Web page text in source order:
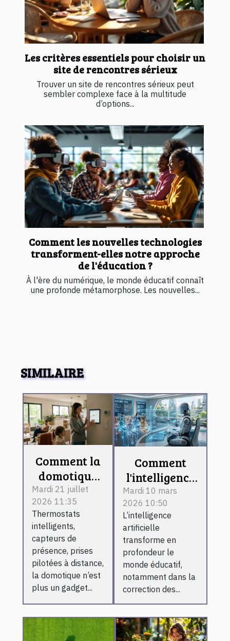
Les critères essentiels pour choisir un
site de rencontres sérieux
Trouver un site de rencontres sérieux peut
sembler complexe face à la multitude
d’options...
Comment les nouvelles technologies
transforment-elles notre approche
de l'éducation ?
À l'ère du numérique, le monde éducatif connaît
une profonde métamorphose. Les nouvelles...
SIMILAIRE
Comment la
domotique
transforme
la gestion
énergétique
des foyers
modernes
Mardi 21 juillet
2026 11:35
Thermostats
intelligents,
capteurs de
présence, prises
pilotées à distance,
la domotique n’est
plus un gadget...
Comment
l'intelligence
artificielle
révolutionne-
t-elle la
correction
des
évaluations
scolaires ?
Mardi 10 mars
2026 10:50
L’intelligence
artificielle
transforme en
profondeur le
monde éducatif,
notamment dans la
correction des...